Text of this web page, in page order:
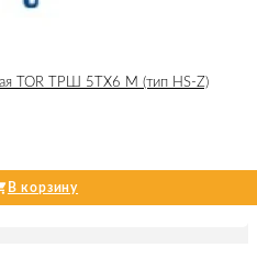
TOR ТРШ 5ТХ6 М (тип HS-Z)
В корзину